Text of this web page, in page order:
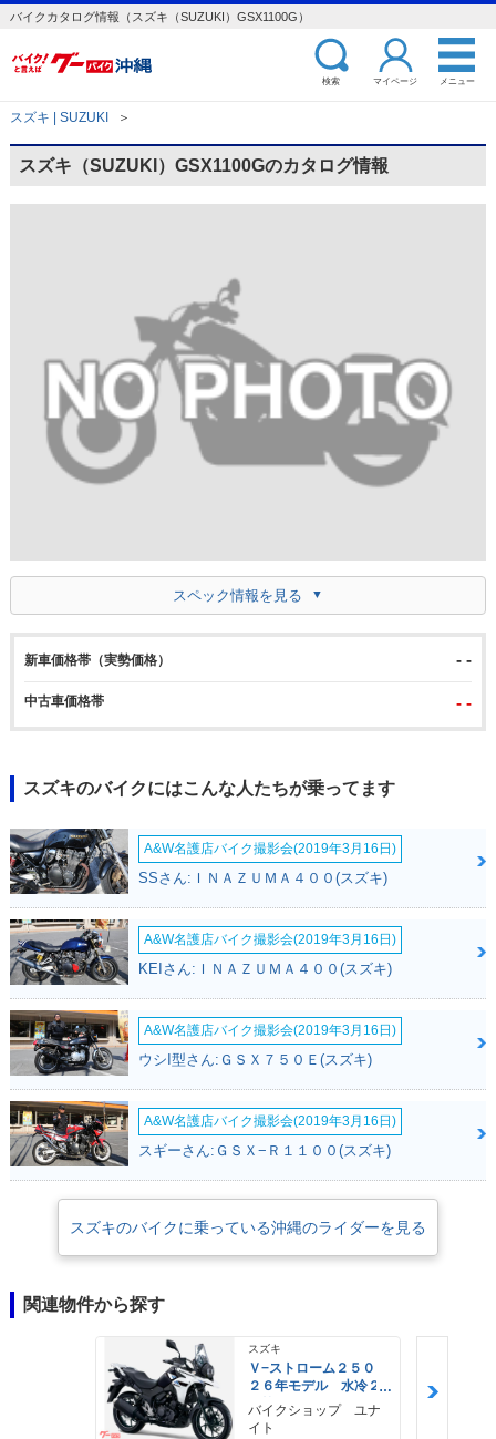
バイクカタログ情報（スズキ（SUZUKI）GSX1100G）
検索 マイページ メニュー
スズキ | SUZUKI ＞
スズキ（SUZUKI）GSX1100Gのカタログ情報
スペック情報を見る
新車価格帯（実勢価格） - -
中古車価格帯 - -
スズキのバイクにはこんな人たちが乗ってます
A&W名護店バイク撮影会(2019年3月16日)
SSさん:ＩＮＡＺＵＭＡ４００(スズキ)
A&W名護店バイク撮影会(2019年3月16日)
KEIさん:ＩＮＡＺＵＭＡ４００(スズキ)
A&W名護店バイク撮影会(2019年3月16日)
ウシI型さん:ＧＳＸ７５０Ｅ(スズキ)
A&W名護店バイク撮影会(2019年3月16日)
スギーさん:ＧＳＸ−Ｒ１１００(スズキ)
スズキのバイクに乗っている沖縄のライダーを見る
関連物件から探す
スズキ
Ｖ−ストローム２５０
２６年モデル 水冷２
気筒エンジン ＬＥＤ
ヘッドライト標準装備
バイクショップ ユナ
イト